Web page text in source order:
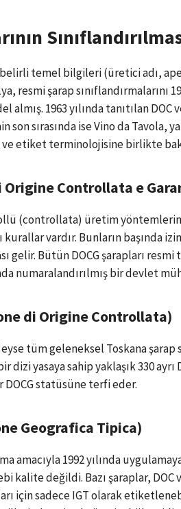
belirli temel bilgileri (üretici adı,
şarap sınıflandırmalarını
1963 yılında tanıtılan DOC
sırasında ise Vino da Tavola,
ve etiket terminolojisine birlikte
Origine Controllata e
(controllata) üretim
vardır. Bunların başında
gelir. Bütün DOCG şarapları
numaralandırılmış bir devlet
di Origine Controllata)
tüm geleneksel Toskana
yasaya sahip yaklaşık 330 ayrı
statüsüne terfi eder.
Geografica Tipica)
1992 yılında
kalite değildi. Bazı şaraplar, DOC
için sadece IGT olarak